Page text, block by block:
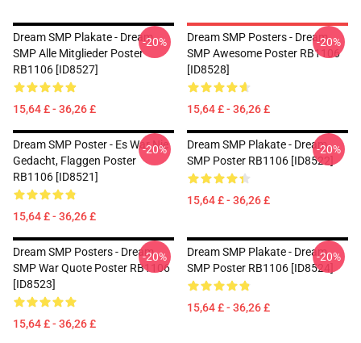
Dream SMP Plakate - Dream
SMP Alle Mitglieder Poster
RB1106 [ID8527]
15,64 £ - 36,26 £
-20%
Dream SMP Posters - Dream
SMP Awesome Poster RB1106
[ID8528]
15,64 £ - 36,26 £
-20%
Dream SMP Poster - Es War Nie
Gedacht, Flaggen Poster
RB1106 [ID8521]
15,64 £ - 36,26 £
-20%
Dream SMP Plakate - Dream
SMP Poster RB1106 [ID8522]
15,64 £ - 36,26 £
-20%
Dream SMP Posters - Dream
SMP War Quote Poster RB1106
[ID8523]
15,64 £ - 36,26 £
-20%
Dream SMP Plakate - Dream
SMP Poster RB1106 [ID8524]
15,64 £ - 36,26 £
-20%